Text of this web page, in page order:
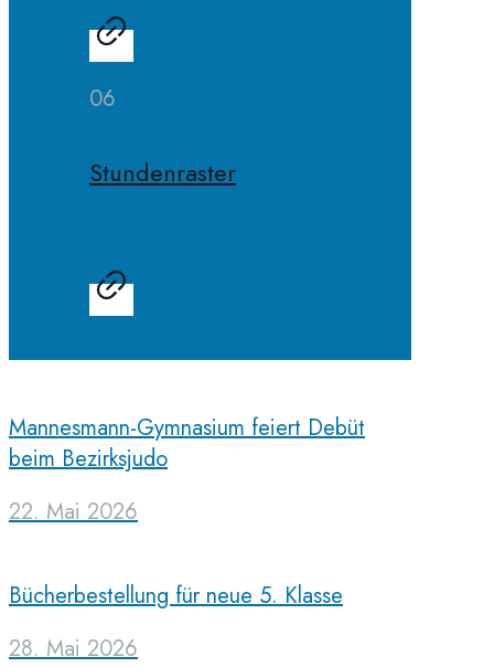
06
Stundenraster
Mannesmann-Gymnasium feiert Debüt
beim Bezirksjudo
22. Mai 2026
Bücherbestellung für neue 5. Klasse
28. Mai 2026